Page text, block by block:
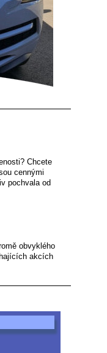
Chcete
cennými
pochvala od
obvyklého
akcích